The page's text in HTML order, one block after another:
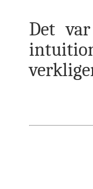
Det